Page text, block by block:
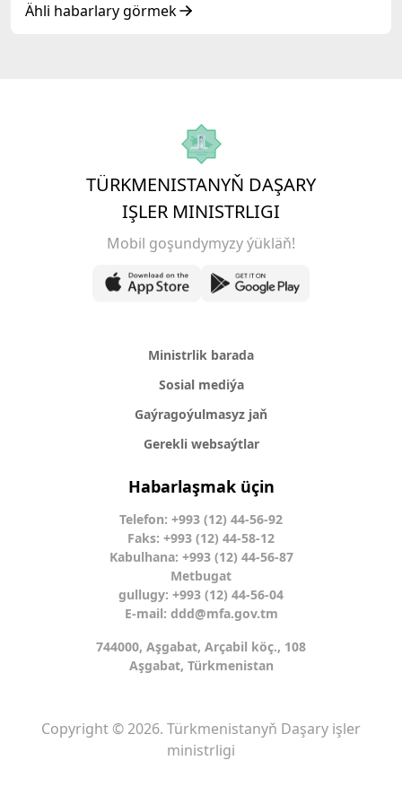
duşuşygyndaky ÇYKYŞY
Ähli habarlary görmek
TÜRKMENISTANYŇ DAŞARY
IŞLER MINISTRLIGI
Mobil goşundymyzy ýükläň!
Ministrlik barada
Sosial mediýa
Gaýragoýulmasyz jaň
Gerekli websaýtlar
Habarlaşmak üçin
Telefon: +993 (12) 44-56-92
Faks: +993 (12) 44-58-12
Kabulhana: +993 (12) 44-56-87
Metbugat
gullugy: +993 (12) 44-56-04
E-mail: ddd@mfa.gov.tm
744000, Aşgabat, Arçabil köç., 108
Aşgabat, Türkmenistan
Copyright © 2026. Türkmenistanyň Daşary işler
ministrligi